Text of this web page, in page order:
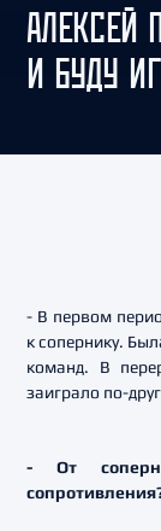
АЛЕКСЕЙ
И БУДУ
- В первом
к сопернику.
команд. В
заиграло по-
- От